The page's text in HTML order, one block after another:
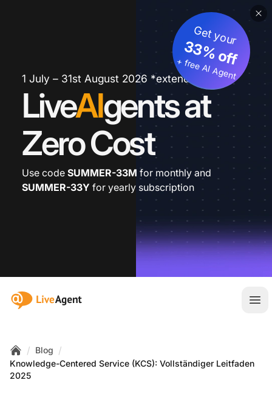
1 July – 31st August 2026 *extended
LiveAIgents at
Zero Cost
Get your
33% off
+ free AI Agent
Use code SUMMER-33M for monthly and
SUMMER-33Y for yearly subscription
:site.title
Home
/ Blog /
Knowledge-Centered Service (KCS): Vollständiger Leitfaden
2025